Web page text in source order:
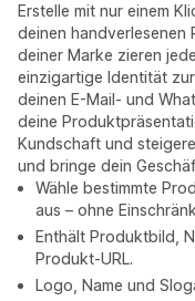
Erstelle mit nur einem
deinen handverlesenen
deiner Marke zieren
einzigartige Identität
deinen E-Mail- und
deine
Kundschaft und
und bringe dein
Wähle bestimmte
aus – ohne
Enthält Produktbild,
Produkt-URL.
Logo, Name und